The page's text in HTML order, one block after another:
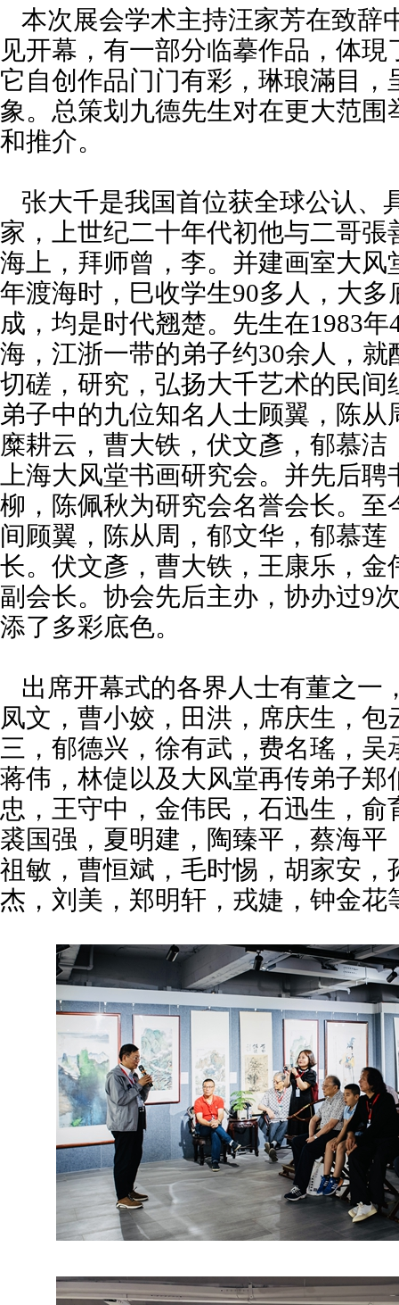
本次展会学术主持汪家芳在致辞
见开幕，有一部分临摹作品，体
它自创作品门门有彩，琳琅滿目，
象。总策划九德先生对在更大范
和推介。
张大千是我国首位获全球公认、
家，上世纪二十年代初他与二哥
海上，拜师曾，李。并建画室大风
年渡海时，巳收学生90多人，大多
成，均是时代翘楚。先生在1983
海，江浙一带的弟子约30余人，
切磋，研究，弘扬大千艺术的民间
弟子中的九位知名人士顾翼，陈
糜耕云，曹大铁，伏文彥，郁慕
上海大风堂书画研究会。并先后
柳，陈佩秋为研究会名誉会长。至
间顾翼，陈从周，郁文华，郁慕莲
长。伏文彥，曹大铁，王康乐，金
副会长。协会先后主办，协办过9
添了多彩底色。
出席开幕式的各界人士有董之一
凤文，曹小姣，田洪，席庆生，
三，郁德兴，徐有武，费名瑤，
蒋伟，林偼以及大风堂再传弟子郑
忠，王守中，金伟民，石迅生，
裘国强，夏明建，陶臻平，蔡海
祖敏，曹恒斌，毛时惕，胡家安，
杰，刘美，郑明轩，戎婕，钟金花